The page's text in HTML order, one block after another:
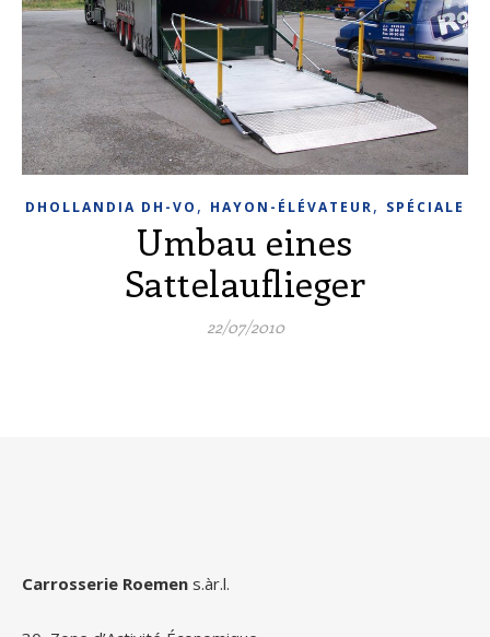
DHOLLANDIA DH-VO , HAYON-ÉLÉVATEUR, SPÉCIALE
Umbau eines
Sattelauflieger
22/07/2010
Carrosserie Roemen s.àr.l.